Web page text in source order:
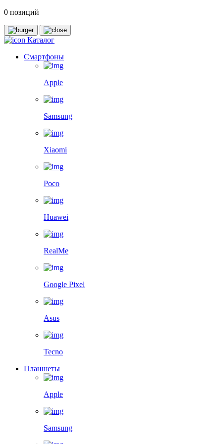
0 позиций
Каталог
Смартфоны
Apple
Samsung
Xiaomi
Poco
Huawei
RealMe
Google Pixel
Asus
Tecno
Планшеты
Apple
Samsung